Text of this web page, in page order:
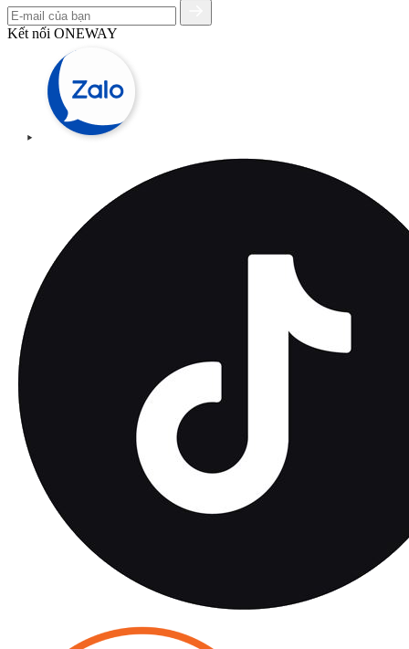
Kết nối ONEWAY